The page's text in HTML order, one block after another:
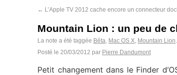
← L’Apple TV 2012 cache encore un connecteur
Mountain Lion : un peu de
La note a été taggée Bêta, Mac OS X, Mountain Lion.
Posté le 20/03/2012 par Pierre Dandumont
Petit changement dans le Finder